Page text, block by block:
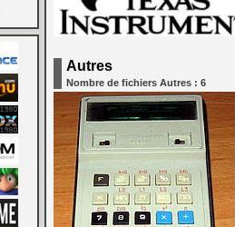
Autres
Nombre de fichiers Autres : 6